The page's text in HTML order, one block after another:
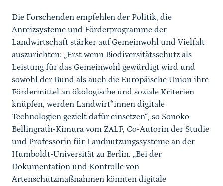
Die Forschenden empfehlen der Politik, die
Anreizsysteme und Förderprogramme der
Landwirtschaft stärker auf Gemeinwohl und Vielfalt
auszurichten: „Erst wenn Biodiversitätsschutz als
Leistung für das Gemeinwohl gewürdigt wird und
sowohl der Bund als auch die Europäische Union ihre
Fördermittel an ökologische und soziale Kriterien
knüpfen, werden Landwirt*innen digitale
Technologien gezielt dafür einsetzen“, so Sonoko
Bellingrath-Kimura vom ZALF, Co-Autorin der Studie
und Professorin für Landnutzungssysteme an der
Humboldt-Universität zu Berlin. „Bei der
Dokumentation und Kontrolle von
Artenschutzmaßnahmen könnten digitale